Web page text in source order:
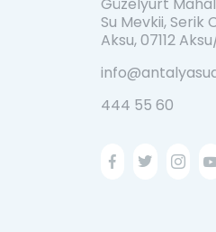
Güzelyurt
Su Mevkii, Serik
Aksu, 07112
444 55 60